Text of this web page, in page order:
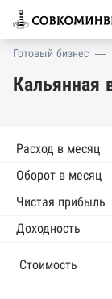
Готовый бизнес —
Кальянная
Расход в месяц
Оборот в месяц
Чистая прибыль
Доходность
Стоимость